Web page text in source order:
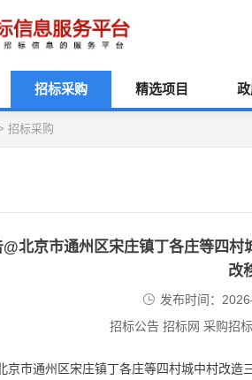
招标采购 精选项目
招标采购
@北京市通州区宋庄镇丁各庄等四
改
发布时间：
招标公告 招标网 采购招
京市通州区宋庄镇丁各庄等四村城中村改造